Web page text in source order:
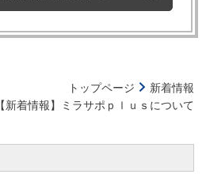
トップページ
新着情報
【新着情報】ミラサポｐｌｕｓについて